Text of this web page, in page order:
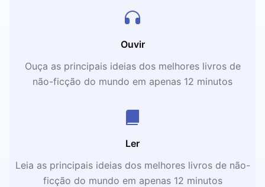
Ouvir
Ouça as principais ideias dos melhores livros de
não-ficção do mundo em apenas 12 minutos
Ler
Leia as principais ideias dos melhores livros de não-
ficção do mundo em apenas 12 minutos